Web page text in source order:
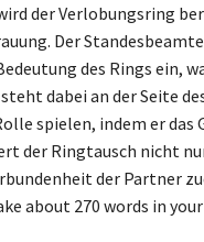
der Verlobungsring
Der
des Rings ein,
dabei an der Seite
spielen, indem er das
der Ringtausch nicht
der Partner
about 270 words in